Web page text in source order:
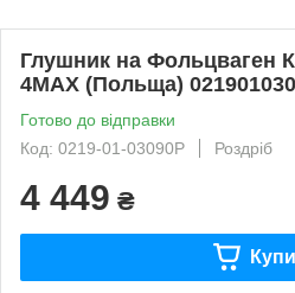
Глушник на Фольцваген
4MAX (Польща)
Готово до відправки
Код: 0219-01-03090P
Роздріб
4 449 ₴